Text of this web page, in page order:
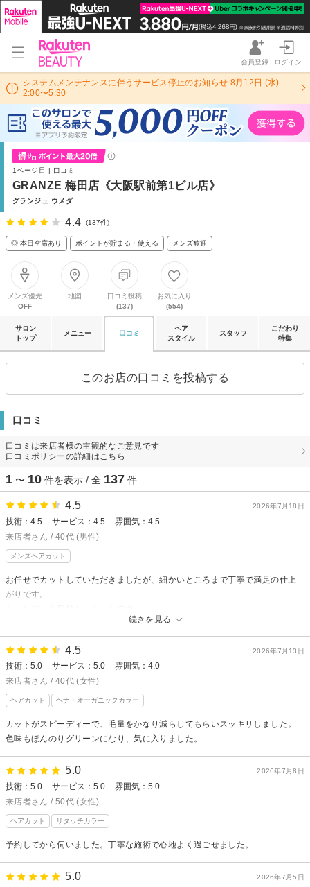
会員登録 ログイン
システムメンテナンスに伴うサービス停止のお知らせ 8月12日 (水)
2:00〜5:30
1ページ目 | 口コミ
GRANZE 梅田店《大阪駅前第1ビル店》
グランジュ ウメダ
4.4 (137件)
◎ 本日空席あり ポイントが貯まる・使える メンズ歓迎
メンズ優先
OFF
地図
口コミ投稿
(137)
お気に入り
(554)
サロン
トップ
メニュー 口コミ
ヘア
スタイル
スタッフ
こだわり
特集
このお店の口コミを投稿する
口コミ
口コミは来店者様の主観的なご意見です
口コミポリシーの詳細はこちら
1 〜 10 件を表示 / 全 137 件
2026年7月18日
4.5
技術：4.5 サービス：4.5
雰囲気：4.5
来店者さん / 40代 (男性)
メンズヘアカット
続きを見る
お任せでカットしていただきましたが、細かいところまで丁寧で満足の仕上
がりです。
2026年7月13日
4.5
技術：5.0 サービス：5.0
雰囲気：4.0
来店者さん / 40代 (女性)
ヘアカット ヘナ・オーガニックカラー
カットがスピーディーで、毛量をかなり減らしてもらいスッキリしました。
色味もほんのりグリーンになり、気に入りました。
2026年7月8日
5.0
技術：5.0 サービス：5.0
雰囲気：5.0
来店者さん / 50代 (女性)
ヘアカット リタッチカラー
予約してから伺いました。丁寧な施術で心地よく過ごせました。
2026年7月5日
5.0